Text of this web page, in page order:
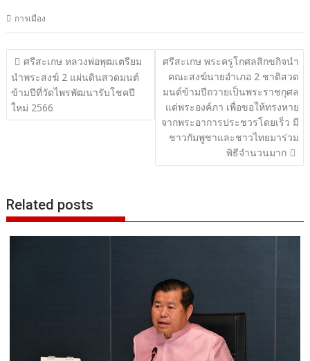
การเมือง
แนะแนว
เรื่อง
ศรีสะเกษ หลวงพ่อพุฒเตรียม
นำพระสงฆ์ 2 แผ่นดินสวดมนต์
ข้ามปีที่วัดไพรพัฒนารับโชคปี
ใหม่ 2566
ศรีสะเกษ พระครูโกศลสิกขกิจนำ
คณะสงฆ์นายอำเภอ 2 ชาติสวด
มนต์ข้ามปีถวายเป็นพระราชกุศล
แด่พระองค์ภา เพื่อขอให้ทรงหาย
จากพระอาการประชวรโดยเร็ว มี
ชาวกัมพูชาและชาวไทยมาร่วม
พิธีจำนวนมาก
Related posts